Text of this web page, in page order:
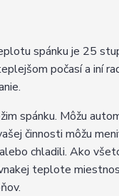
spánku je 25
počasí a iní
spánku. Môžu
činnosti môžu
chladili. Ako
teplote